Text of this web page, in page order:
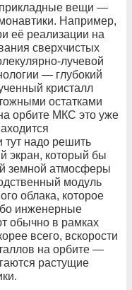
вещи —
Например,
её реализации на
сверхчистых
лучевой
— глубокий
кристалл
остатками
орбите МКС это уже
тут надо решить
экран, который бы
земной атмосферы
модуль
облака, которое
инженерные
обычно в рамках
всего, вскорости
на орбите —
растущие